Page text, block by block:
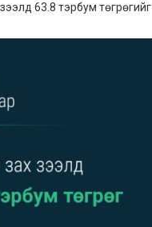
63.8 тэрбум төгрөгийг